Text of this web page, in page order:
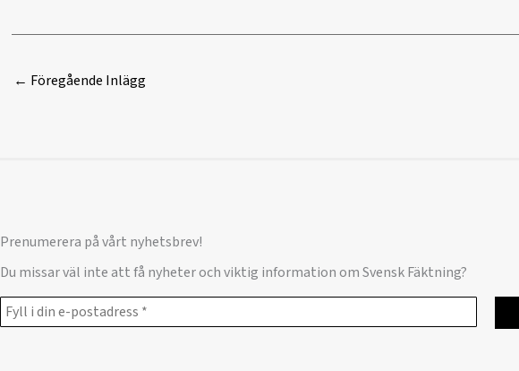
← Föregående Inlägg
Prenumerera på vårt nyhetsbrev!
Du missar väl inte att få nyheter och viktig information om Svensk Fäktning?